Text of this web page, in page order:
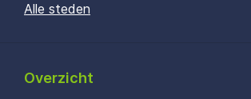
Alle steden
Overzicht